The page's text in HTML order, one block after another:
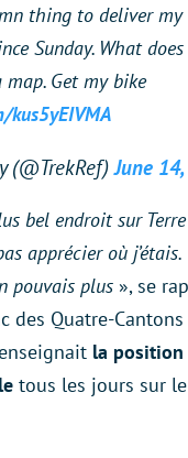
thing to deliver my
Sunday. What
map. Get my bike
(@TrekRef)June
bel endroit sur
apprécier où j’étais.
pouvais plus », se
des Quatre-
la position
tous les jours sur